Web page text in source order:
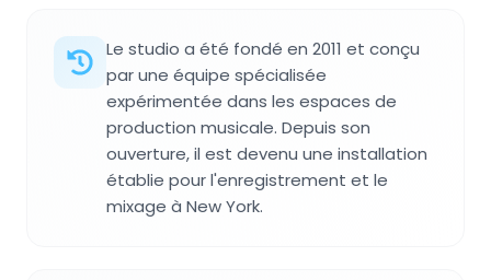
Le studio a été fondé en 2011 et conçu
par une équipe spécialisée
expérimentée dans les espaces de
production musicale. Depuis son
ouverture, il est devenu une installation
établie pour l'enregistrement et le
mixage à New York.